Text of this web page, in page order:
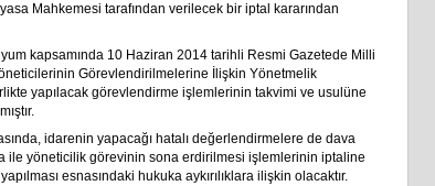
Mahkemesi tarafından verilecek bir iptal kararından
kapsamında 10 Haziran 2014 tarihli Resmi Gazetede Milli
Görevlendirilmelerine İlişkin Yönetmelik
yapılacak görevlendirme işlemlerinin takvimi ve usulüne
idarenin yapacağı hatalı değerlendirmelere de dava
ile yöneticilik görevinin sona erdirilmesi işlemlerinin iptaline
esnasındaki hukuka aykırılıklara ilişkin olacaktır.